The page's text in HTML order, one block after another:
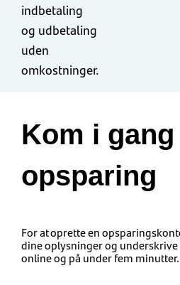
indbetaling
og udbetaling
uden
omkostninger.
Kom i
opsparing
For at oprette en
dine oplysninger og
online og på under fem minutter.